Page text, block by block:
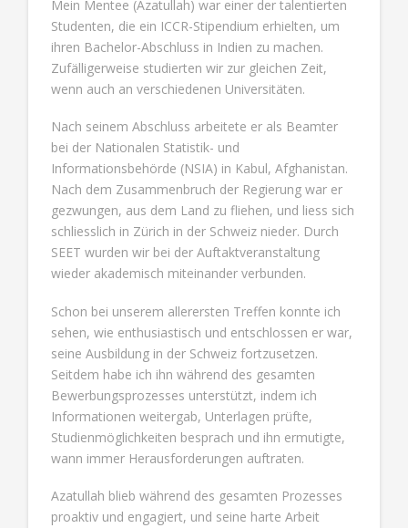
Mein Mentee (Azatullah) war einer der talentierten
Studenten, die ein ICCR-Stipendium erhielten, um
ihren Bachelor-Abschluss in Indien zu machen.
Zufälligerweise studierten wir zur gleichen Zeit,
wenn auch an verschiedenen Universitäten.
Nach seinem Abschluss arbeitete er als Beamter
bei der Nationalen Statistik- und
Informationsbehörde (NSIA) in Kabul, Afghanistan.
Nach dem Zusammenbruch der Regierung war er
gezwungen, aus dem Land zu fliehen, und liess sich
schliesslich in Zürich in der Schweiz nieder. Durch
SEET wurden wir bei der Auftaktveranstaltung
wieder akademisch miteinander verbunden.
Schon bei unserem allerersten Treffen konnte ich
sehen, wie enthusiastisch und entschlossen er war,
seine Ausbildung in der Schweiz fortzusetzen.
Seitdem habe ich ihn während des gesamten
Bewerbungsprozesses unterstützt, indem ich
Informationen weitergab, Unterlagen prüfte,
Studienmöglichkeiten besprach und ihn ermutigte,
wann immer Herausforderungen auftraten.
Azatullah blieb während des gesamten Prozesses
proaktiv und engagiert, und seine harte Arbeit